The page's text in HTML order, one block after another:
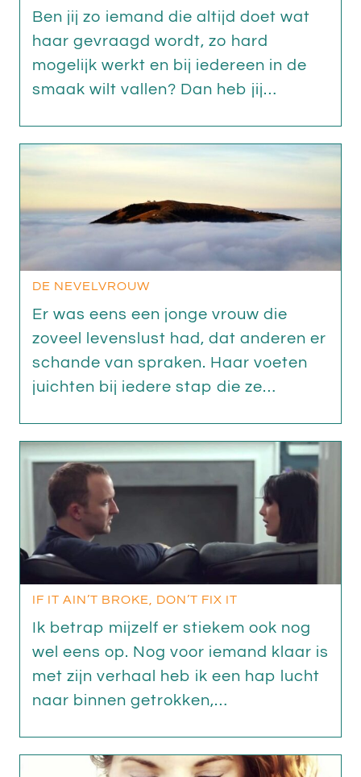
Ben jij zo iemand die altijd doet wat
haar gevraagd wordt, zo hard
mogelijk werkt en bij iedereen in de
smaak wilt vallen? Dan heb jij…
DE NEVELVROUW
Er was eens een jonge vrouw die
zoveel levenslust had, dat anderen er
schande van spraken. Haar voeten
juichten bij iedere stap die ze…
IF IT AIN’T BROKE, DON’T FIX IT
Ik betrap mijzelf er stiekem ook nog
wel eens op. Nog voor iemand klaar is
met zijn verhaal heb ik een hap lucht
naar binnen getrokken,…